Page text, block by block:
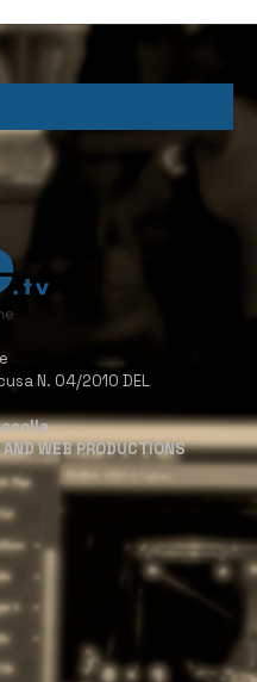
N. 04/2010 DEL
WEB PRODUCTIONS